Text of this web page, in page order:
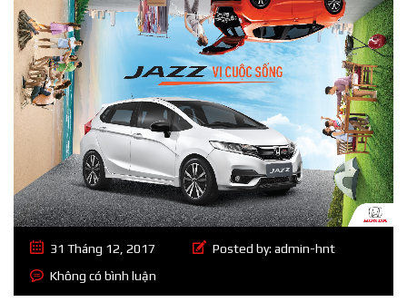
31 Tháng 12, 2017 Posted by: admin-hnt
Không có bình luận